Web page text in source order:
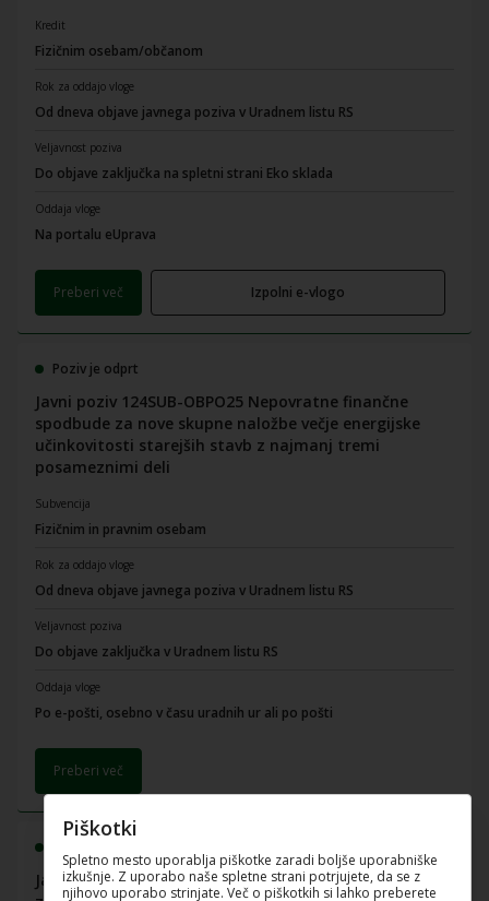
Kredit
Fizičnim osebam/občanom
Rok za oddajo vloge
Od dneva objave javnega poziva v Uradnem listu RS
Veljavnost poziva
Do objave zaključka na spletni strani Eko sklada
Oddaja vloge
Na portalu eUprava
Preberi več Izpolni e-vlogo
Poziv je odprt
Javni poziv 124SUB-OBPO25 Nepovratne finančne
spodbude za nove skupne naložbe večje energijske
učinkovitosti starejših stavb z najmanj tremi
posameznimi deli
Subvencija
Fizičnim in pravnim osebam
Rok za oddajo vloge
Od dneva objave javnega poziva v Uradnem listu RS
Veljavnost poziva
Do objave zaključka v Uradnem listu RS
Oddaja vloge
Po e-pošti, osebno v času uradnih ur ali po pošti
Preberi več
Javni poziv ZER 2024 Nepovratne finančne spodbude
Piškotki
Spletno mesto uporablja piškotke zaradi boljše uporabniške
izkušnje. Z uporabo naše spletne strani potrjujete, da se z
njihovo uporabo strinjate. Več o piškotkih si lahko preberete